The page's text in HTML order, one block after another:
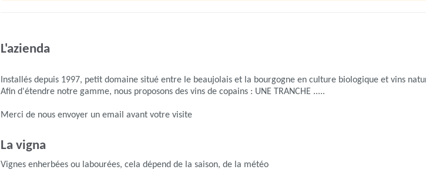
L'azienda
Installés depuis 1997, petit domaine situé entre le beaujolais et la bourgogne en culture biologique et vins
Afin d'étendre notre gamme, nous proposons des vins de copains : UNE TRANCHE .....
Merci de nous envoyer un email avant votre visite
La vigna
Vignes enherbées ou labourées, cela dépend de la saison, de la météo